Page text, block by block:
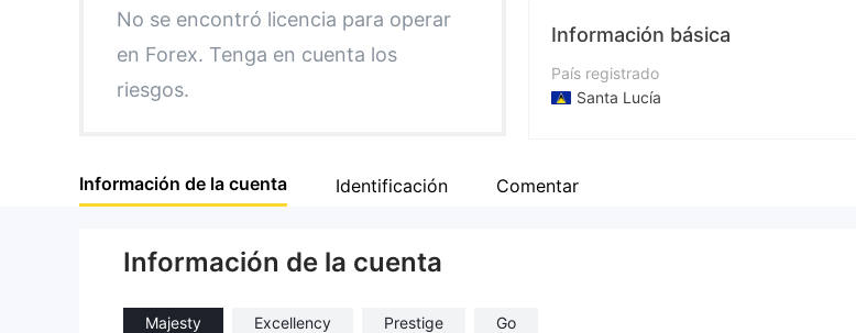
5
6
7
8
9
No se encontró licencia para operar
en Forex. Tenga en cuenta los
riesgos.
Información básica
País registrado
Santa Lucía
Empresa
Información de la cuenta Identificación Comentar
Información de la cuenta
Majesty Excellency Prestige Go